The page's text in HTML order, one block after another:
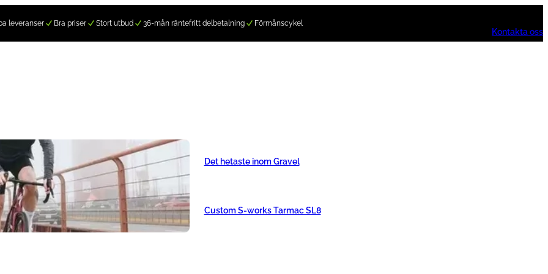
leveranser Bra priser Stort utbud 36-mån räntefritt delbetalning Förmånscykel
Kontakta oss
Det hetaste inom Gravel
Custom S-works Tarmac SL8